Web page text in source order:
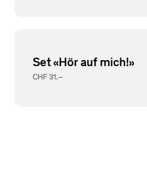
Set «Hör auf mich!»
CHF 31.–